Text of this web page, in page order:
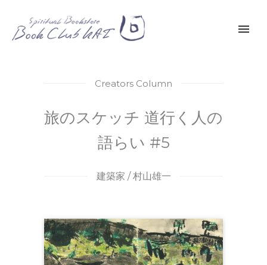
Creators Column
旅のスケッチ 道行く人の
語らい #5
建築家 / 村山雄一